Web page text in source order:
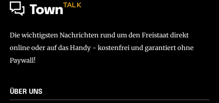
TownTALK
Die wichtigsten Nachrichten rund um den Freistaat direkt
online oder auf das Handy - kostenfrei und garantiert ohne
Paywall!
ÜBER UNS